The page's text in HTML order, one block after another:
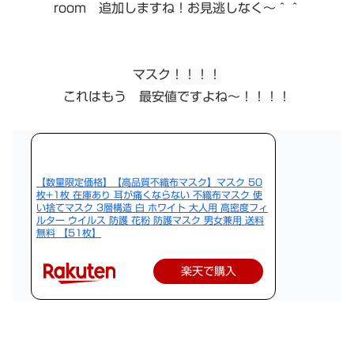
room 追加しますね！お見逃しなく〜＾＾
マスク！！！！
これはもう 最安値ですよね〜！！！！
【数量限定価格】【高品質不織布マスク】マスク 50
枚+1枚 在庫あり 耳が痛くならない 不織布マスク 使
い捨てマスク 3層構造 白 ホワイト 大人用 高密度フィ
ルター ウイルス 防護 花粉 防護マスク 男女兼用 送料
無料 【51枚】
楽天で購入